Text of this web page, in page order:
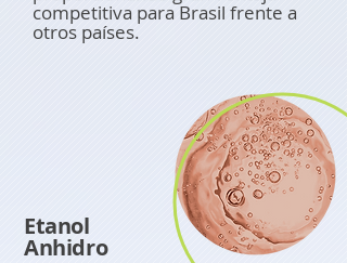
competitiva para Brasil frente a
otros países.
Etanol
Anhidro